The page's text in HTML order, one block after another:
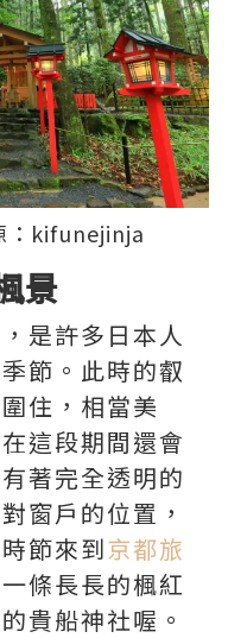
kifunejinja
景
是許多日本人
節。此時的叡
住，相當美
這段期間還會
著完全透明的
窗戶的位置，
節來到京都旅
條長長的楓紅
貴船神社喔。